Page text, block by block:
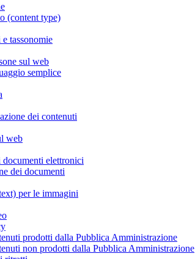
(content type)
tassonomie
sul web
semplice
dei contenuti
web
elettronici
dei documenti
per le immagini
prodotti dalla Pubblica Amministrazione
non prodotti dalla Pubblica Amministrazione